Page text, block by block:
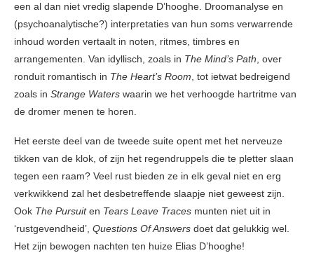
een al dan niet vredig slapende D’hooghe. Droomanalyse en
(psychoanalytische?) interpretaties van hun soms verwarrende
inhoud worden vertaalt in noten, ritmes, timbres en
arrangementen. Van idyllisch, zoals in The Mind’s Path, over
ronduit romantisch in The Heart’s Room, tot ietwat bedreigend
zoals in Strange Waters waarin we het verhoogde hartritme van
de dromer menen te horen.
Het eerste deel van de tweede suite opent met het nerveuze
tikken van de klok, of zijn het regendruppels die te pletter slaan
tegen een raam? Veel rust bieden ze in elk geval niet en erg
verkwikkend zal het desbetreffende slaapje niet geweest zijn.
Ook The Pursuiten Tears Leave Traces munten niet uit in
‘rustgevendheid’, Questions Of Answers doet dat gelukkig wel.
Het zijn bewogen nachten ten huize Elias D’hooghe!